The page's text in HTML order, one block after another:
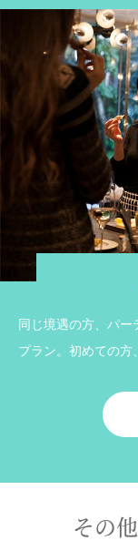
同じ境遇の方、パ
プラン。初めての方
その